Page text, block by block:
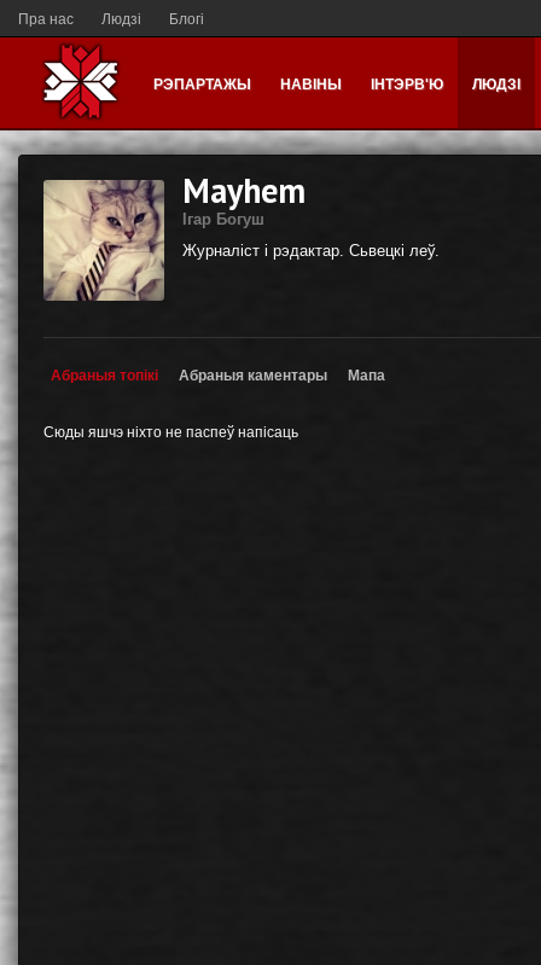
Пра нас Людзі Блогі
РЭПАРТАЖЫ НАВІНЫ ІНТЭРВ'Ю ЛЮДЗІ
Mayhem
Ігар Богуш
Журналіст і рэдактар. Сьвецкі леў.
Абраныя топікі Абраныя каментары Мапа
Сюды яшчэ ніхто не паспеў напісаць